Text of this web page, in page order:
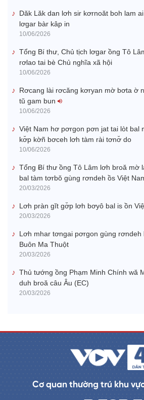
Dăk Lăk dan lơh sir kơrnoăt boh lam
lơgar bàr kâp in
10/06/2026
Tổng Bí thư, Chủ tịch lơgar ồng Tô
rơlao tai bè Chủ nghĩa xã hội
10/06/2026
Rơcang lài rơcăng kơryan mờ bơta ờ
tŭ gam bun
10/06/2026
Việt Nam hơ pơrgon pơn jat tai lòt bal
kơ̆p kờñ bơceh lơh tàm rài tơnơ̆ do
10/06/2026
Tổng Ƀí thư ồng Tô Lâm lơh broă mờ
bal tàm tơrbŏ gùng rơndeh ồs Việt
20/03/2026
Lơh pràn gĭt gơ̆p lơh bơyô bal is ồn
20/03/2026
Lơh mhar tơngai pơrgon gùng rơndeh
Buôn Ma Thuột
20/03/2026
Thủ tướng ồng Phạm Minh Chính wă
duh broă câu Âu (EC)
20/03/2026
Cơ quan thường trú khu